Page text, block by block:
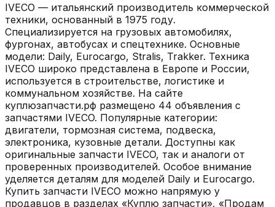
IVECO — итальянский производитель коммерческой
техники, основанный в 1975 году.
Специализируется на грузовых автомобилях,
фургонах, автобусах и спецтехнике. Основные
модели: Daily, Eurocargo, Stralis, Trakker. Техника
IVECO широко представлена в Европе и России,
используется в строительстве, логистике и
коммунальном хозяйстве. На сайте
куплюзапчасти.рф размещено 44 объявления с
запчастями IVECO. Популярные категории:
двигатели, тормозная система, подвеска,
электроника, кузовные детали. Доступны как
оригинальные запчасти IVECO, так и аналоги от
проверенных производителей. Особое внимание
уделяется деталям для моделей Daily и Eurocargo.
Купить запчасти IVECO можно напрямую у
продавцов в разделах «Куплю запчасти», «Продам